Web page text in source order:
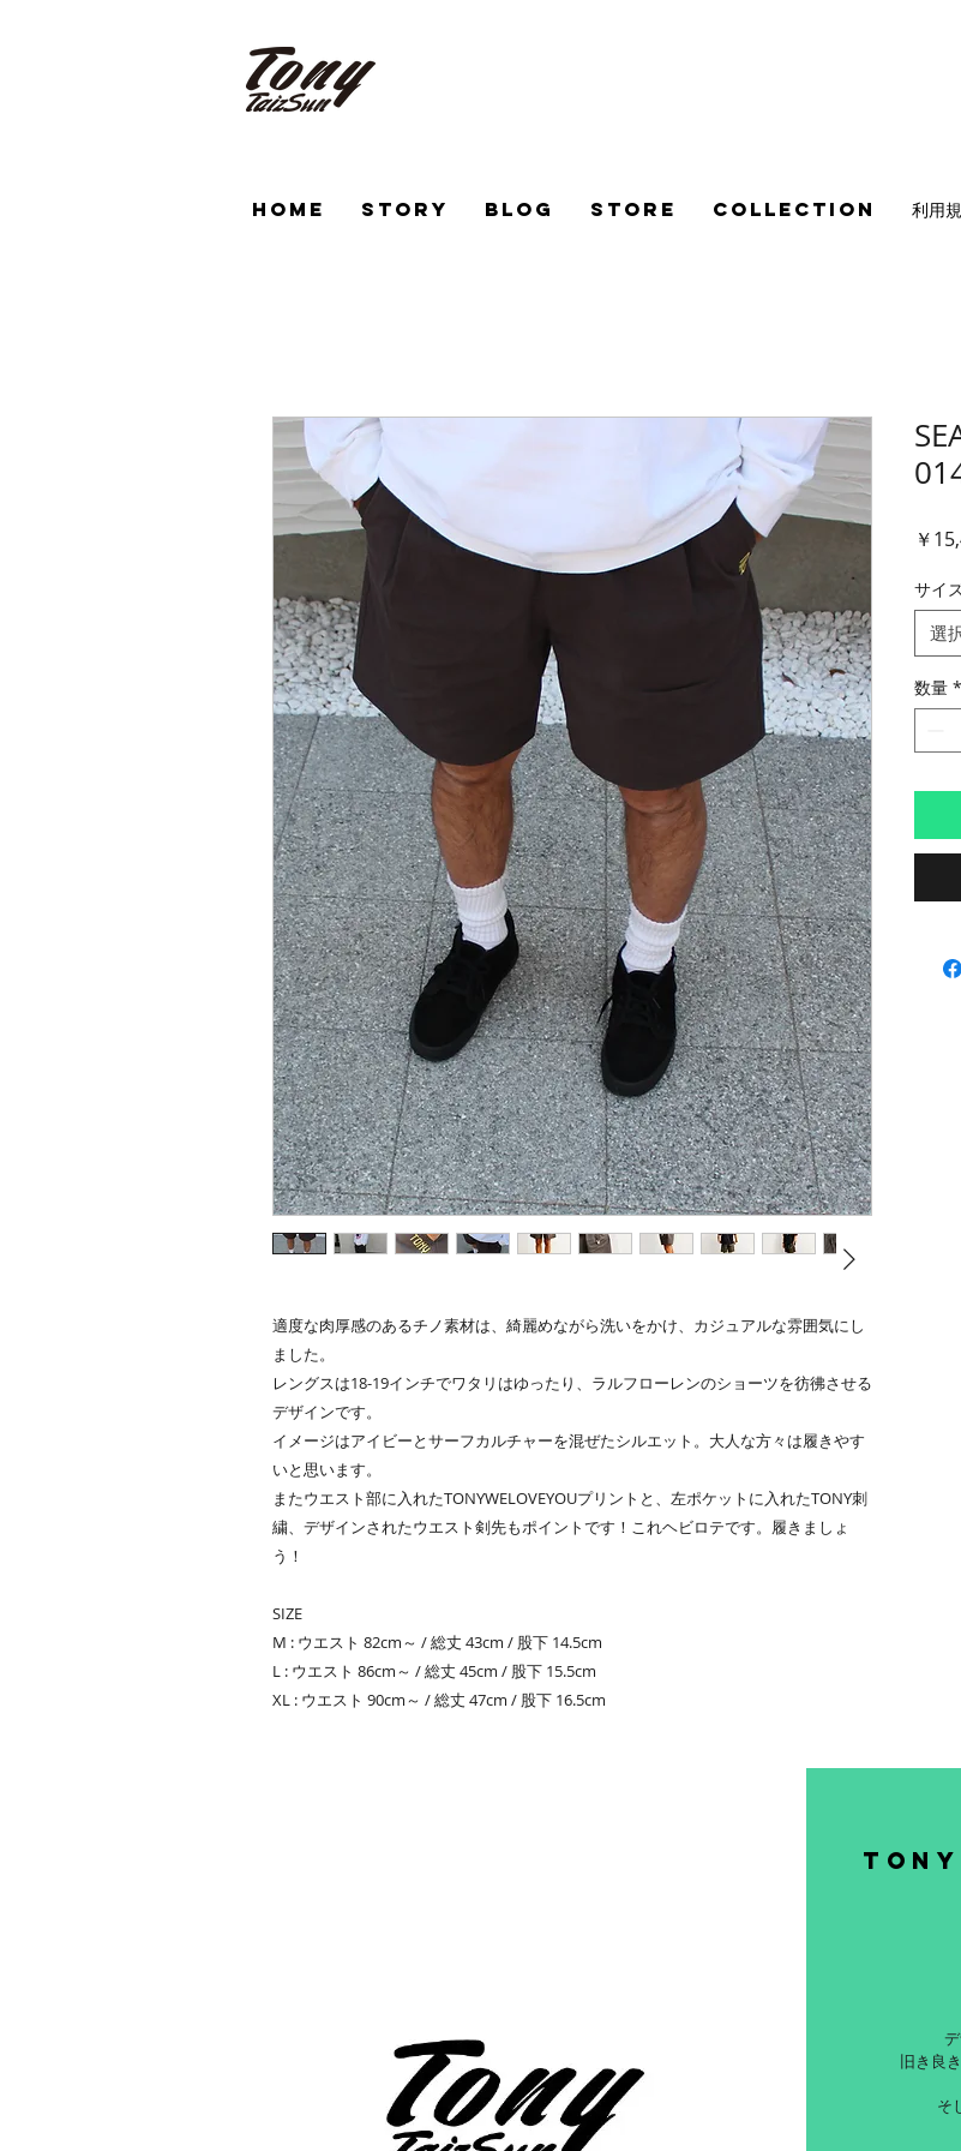
HOME STORY BLOG STORE COLLECTION 利用
適度な肉厚感のあるチノ素材は、綺麗めながら洗いをかけ、カジュアルな雰囲気にし
ました。
レングスは18-19インチでワタリはゆったり、ラルフローレンのショーツを彷彿させる
デザインです。
イメージはアイビーとサーフカルチャーを混ぜたシルエット。大人な方々は履きやす
いと思います。
またウエスト部に入れたTONYWELOVEYOUプリントと、左ポケットに入れたTONY刺
繍、デザインされたウエスト剣先もポイントです！これヘビロテです。履きましょ
う！
SIZE
M : ウエスト 82cm～ / 総丈 43cm / 股下 14.5cm
L : ウエスト 86cm～ / 総丈 45cm / 股下 15.5cm
XL : ウエスト 90cm～ / 総丈 47cm / 股下 16.5cm
￥
サイ
選
数量 *
Tony
旧き良
そ